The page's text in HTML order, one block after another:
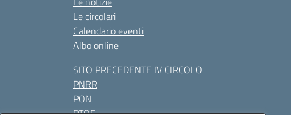
Le circolari
Calendario eventi
Albo online
SITO PRECEDENTE IV CIRCOLO
PNRR
PON